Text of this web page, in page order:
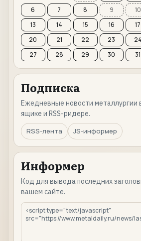
6
7 8 9 10
13
14 15 16 17
20
21 22 23 24
27
28 29 30 31
Подписка
Ежедневные новости металлургии
ящике и RSS-ридере.
RSS-лента
JS-информер
Информер
Код для вывода последних
вашем сайте.